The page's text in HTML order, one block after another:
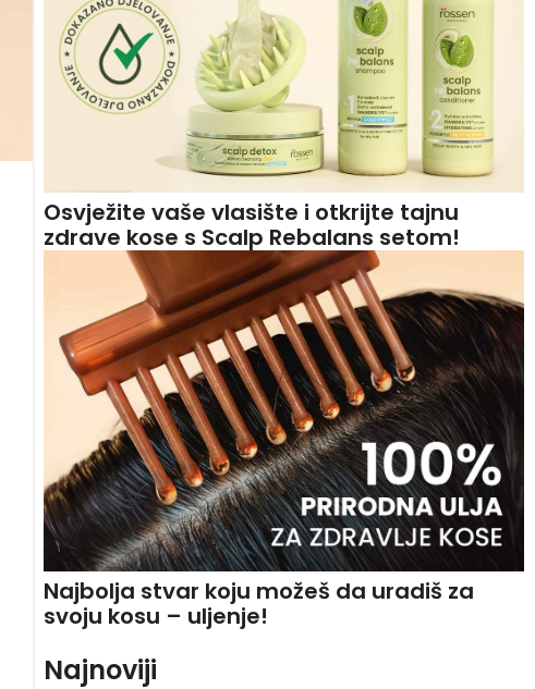
Osvježite vaše vlasište i otkrijte tajnu
zdrave kose s Scalp Rebalans setom!
Najbolja stvar koju možeš da uradiš za
svoju kosu – uljenje!
Najnoviji